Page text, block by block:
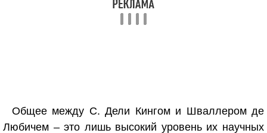
Общее между С. Дели Кингом и Шваллером де
Любичем – это лишь высокий уровень их научных